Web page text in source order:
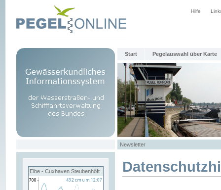
Hilfe
Start Pegelauswahl über Karte
Newsletter
Elbe - Cuxhaven Steubenhöft